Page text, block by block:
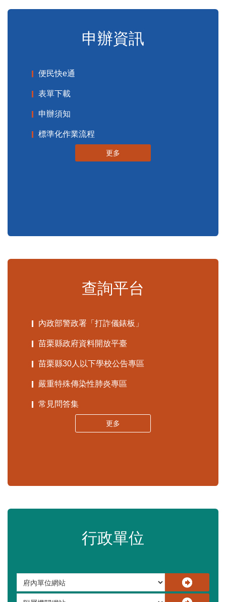
申辦資訊
便民快e通
表單下載
申辦須知
標準化作業流程
更多
查詢平台
內政部警政署「打詐儀錶板」
苗栗縣政府資料開放平臺
苗栗縣30人以下學校公告專區
嚴重特殊傳染性肺炎專區
常見問答集
更多
行政單位